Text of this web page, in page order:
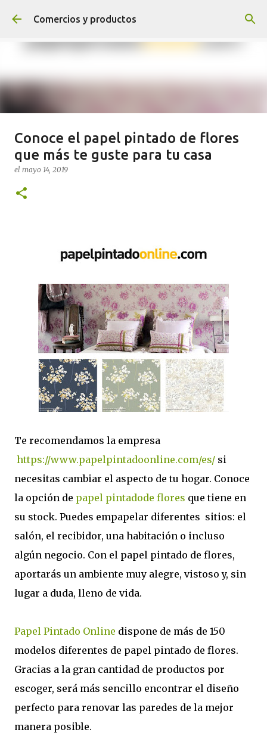
Ir al contenido principal
Comercios y productos
¡NOVEDADES! ¡SÍGUENOS Y
TENDRÁS PREMIO!
elagosto 04, 2020
Conoce el papel pintado de flores
que más te guste para tu casa
el mayo 14, 2019
Te recomendamos la empresa
https://www.papelpintadoonline.com/es/ si
necesitas cambiar el aspecto de tu hogar. Conoce
la opción de papel pintadode flores que tiene en
su stock. Puedes empapelar diferentes sitios: el
salón, el recibidor, una habitación o incluso
algún negocio. Con el papel pintado de flores,
aportarás un ambiente muy alegre, vistoso y, sin
lugar a duda, lleno de vida.
Papel Pintado Online dispone de más de 150
modelos diferentes de papel pintado de flores.
Gracias a la gran cantidad de productos por
escoger, será más sencillo encontrar el diseño
perfecto para renovar las paredes de la mejor
manera posible.